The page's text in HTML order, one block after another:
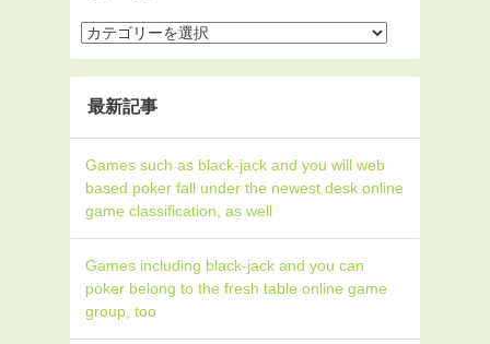
最新記事
Games such as black-jack and you will web
based poker fall under the newest desk online
game classification, as well
Games including black-jack and you can
poker belong to the fresh table online game
group, too